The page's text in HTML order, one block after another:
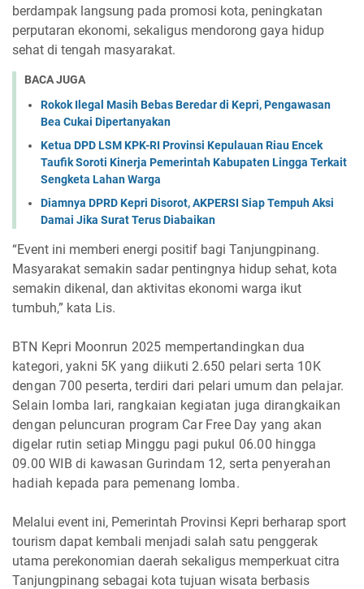
berdampak langsung pada promosi kota, peningkatan
perputaran ekonomi, sekaligus mendorong gaya hidup
sehat di tengah masyarakat.
BACA JUGA
Rokok Ilegal Masih Bebas Beredar di Kepri, Pengawasan
Bea Cukai Dipertanyakan
Ketua DPD LSM KPK-RI Provinsi Kepulauan Riau Encek
Taufik Soroti Kinerja Pemerintah Kabupaten Lingga Terkait
Sengketa Lahan Warga
Diamnya DPRD Kepri Disorot, AKPERSI Siap Tempuh Aksi
Damai Jika Surat Terus Diabaikan
“Event ini memberi energi positif bagi Tanjungpinang.
Masyarakat semakin sadar pentingnya hidup sehat, kota
semakin dikenal, dan aktivitas ekonomi warga ikut
tumbuh,” kata Lis.
BTN Kepri Moonrun 2025 mempertandingkan dua
kategori, yakni 5K yang diikuti 2.650 pelari serta 10K
dengan 700 peserta, terdiri dari pelari umum dan pelajar.
Selain lomba lari, rangkaian kegiatan juga dirangkaikan
dengan peluncuran program Car Free Day yang akan
digelar rutin setiap Minggu pagi pukul 06.00 hingga
09.00 WIB di kawasan Gurindam 12, serta penyerahan
hadiah kepada para pemenang lomba.
Melalui event ini, Pemerintah Provinsi Kepri berharap sport
tourism dapat kembali menjadi salah satu penggerak
utama perekonomian daerah sekaligus memperkuat citra
Tanjungpinang sebagai kota tujuan wisata berbasis